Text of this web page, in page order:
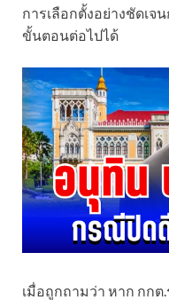
การเลือกตั้งอย่างชัดเจ
ขั้นตอนต่อไปได้
เมื่อถูกถามว่า หาก กกต